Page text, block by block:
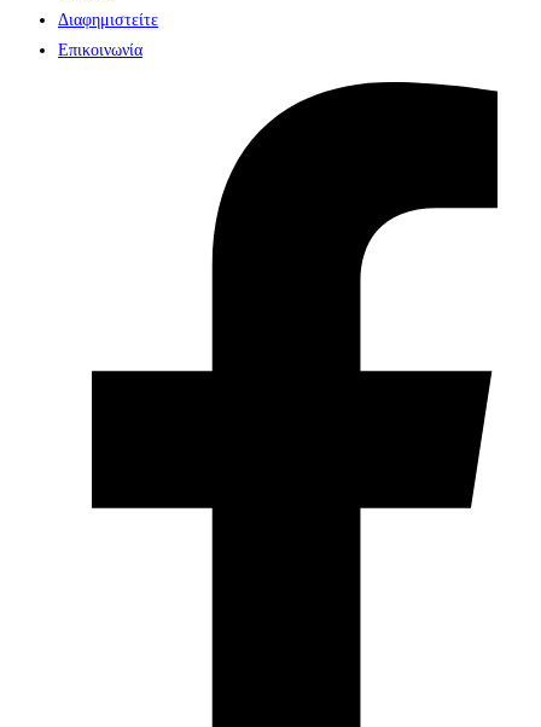
Διαφημιστείτε
Επικοινωνία